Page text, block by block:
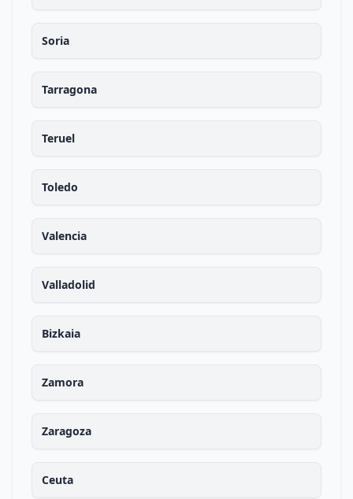
Soria
Tarragona
Teruel
Toledo
Valencia
Valladolid
Bizkaia
Zamora
Zaragoza
Ceuta